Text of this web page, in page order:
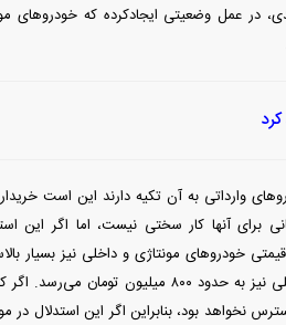
در عمل وضعیتی ایجادکرده که خودرو‌های
وارداتی به آن تکیه دارند این است
برای آنها کار سختی نیست، اما اگر این
خودرو‌های مونتاژی و داخلی نیز بسیار
بالای ۱.۵‌میلیاردتومان قیمت دارند و حداقل بهای خودرو‌های
نخواهد بود، بنابراین اگر این استدلال در